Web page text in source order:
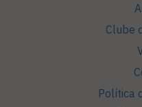
Clube
Política